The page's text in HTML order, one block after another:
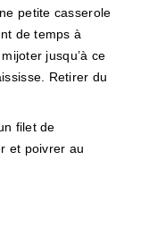
petite casserole
de temps à
jusqu’à ce
Retirer du
filet de
et poivrer au